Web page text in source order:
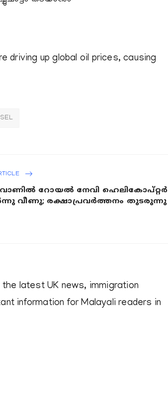
driving up global oil prices, causing
റോയൽ നേവി ഹെലികോപ്റ്റർ
വീണു; രക്ഷാപ്രവർത്തനം തുടരുന്നു
latest UK news, immigration
information for Malayali readers in